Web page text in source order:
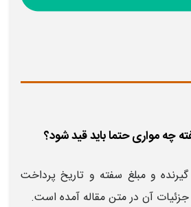
و مبلغ سفته و تاریخ پرداخت
آن در متن مقاله آمده است.